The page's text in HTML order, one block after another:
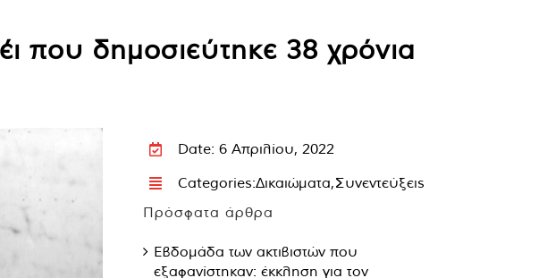
που δημοσιεύτηκε 38 χρόνια
Date: 6 Απριλίου, 2022
Categories:Δικαιώματα,Συνεντεύξεις
Πρόσφατα άρθρα
Εβδομάδα των ακτιβιστών που
εξαφανίστηκαν: έκκληση για τον